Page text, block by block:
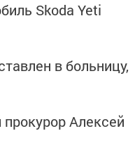
Skoda Yeti
в больницу,
Алексей